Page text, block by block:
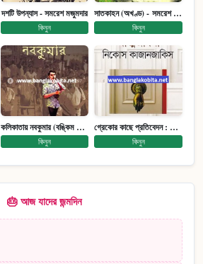
দশটি উপন্যাস - সমরেশ মজুমদার
কিনুন
সাতকাহন (অখণ্ড) - সমরেশ মজুমদার
কিনুন
কলিকাতায় নবকুমার (বঙ্কিম পুরষ্কারে সম্মানিত)(মানবিক মেগা উপন্যাস)
কিনুন
গ্রেকোর কাছে প্রতিবেদন : আত্মজীবনী
কিনুন
🎂 আজ যাদের জন্মদিন